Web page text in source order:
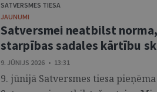
SATVERSMES TIESA
JAUNUMI
Satversmei neatbilst
starpības sadales kārtību
9. JŪNIJS 2026 • 13:31
9. jūnijā Satversmes tiesa